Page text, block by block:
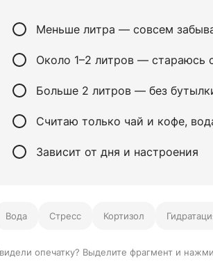
Меньше литра — совсем
Около 1–2 литров — стараюсь
Больше 2 литров — без
Считаю только чай и кофе,
Зависит от дня и настроения
Вода Стресс Кортизол
опечатку? Выделите фрагмент и